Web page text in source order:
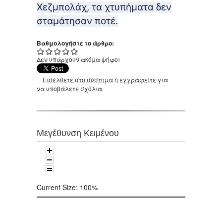
Χεζμπολάχ, τα χτυπήματα δεν
σταμάτησαν ποτέ.
Βαθμολογήστε το άρθρο:
Δεν υπάρχουν ακόμα ψήφοι
Εισέλθετε στο σύστημαή εγγραφείτε για
να υποβάλετε σχόλια
Μεγέθυνση Κειμένου
Current Size: 100%